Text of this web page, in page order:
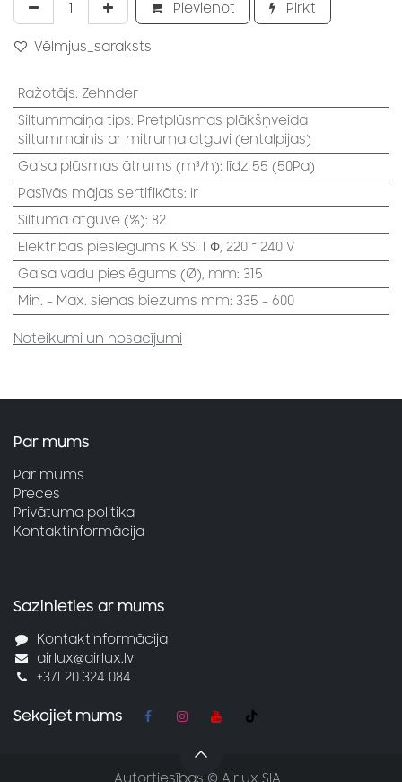
Pievienot Pirkt
Vēlmjus_saraksts
Ražotājs: Zehnder
Siltummaiņa tips: Pretplūsmas plākšņveida
siltummainis ar mitruma atguvi (entalpijas)
Gaisa plūsmas ātrums (m³/h): līdz 55 (50Pa)
Pasīvās mājas sertifikāts: Ir
Siltuma atguve (%): 82
Elektrības pieslēgums K SS: 1 Φ, 220 ~ 240 V
Gaisa vadu pieslēgums (Ø), mm: 315
Min. - Max. sienas biezums mm: 335 - 600
Noteikumi un nosacījumi
Par mums
Par mums
Preces
Privātuma politika
Kontaktinformācija
Sazinieties ar mums
Kontaktinformācija
airlux@airlux.lv
+371 20 324 084
Sekojiet mums
Autortiesības © Airlux SIA